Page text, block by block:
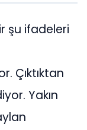
şu ifadeleri
Çıktıktan
Yakın